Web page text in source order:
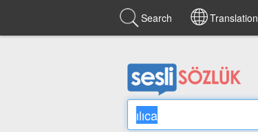
Search Translation